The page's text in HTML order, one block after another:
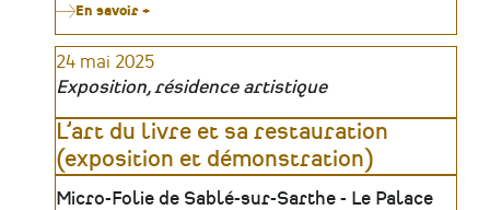
En savoir +
découverte
en
Sud
Morbihan
24 mai 2025
Exposition, résidence artistique
L’art du livre et sa restauration
(exposition et démonstration)
Lieu
Micro-Folie de Sablé-sur-Sarthe - Le Palace